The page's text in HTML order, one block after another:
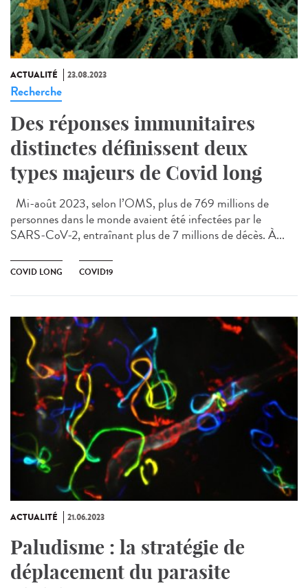
ACTUALITÉ 23.08.2023
Recherche
Des réponses immunitaires
distinctes définissent deux
types majeurs de Covid long
Mi-août 2023, selon l’OMS, plus de 769 millions de
personnes dans le monde avaient été infectées par le
SARS-CoV-2, entraînant plus de 7 millions de décès. À...
COVID LONG COVID19
ACTUALITÉ 21.06.2023
Paludisme : la stratégie de
déplacement du parasite